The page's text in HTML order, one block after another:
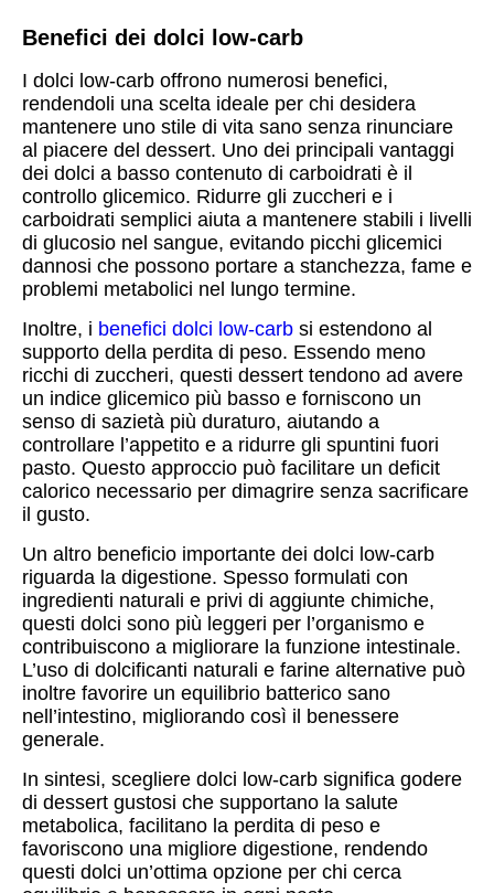
Benefici dei dolci low-carb
I dolci low-carb offrono numerosi benefici,
rendendoli una scelta ideale per chi desidera
mantenere uno stile di vita sano senza rinunciare
al piacere del dessert. Uno dei principali vantaggi
dei dolci a basso contenuto di carboidrati è il
controllo glicemico. Ridurre gli zuccheri e i
carboidrati semplici aiuta a mantenere stabili i livelli
di glucosio nel sangue, evitando picchi glicemici
dannosi che possono portare a stanchezza, fame e
problemi metabolici nel lungo termine.
Inoltre, i benefici dolci low-carb si estendono al
supporto della perdita di peso. Essendo meno
ricchi di zuccheri, questi dessert tendono ad avere
un indice glicemico più basso e forniscono un
senso di sazietà più duraturo, aiutando a
controllare l’appetito e a ridurre gli spuntini fuori
pasto. Questo approccio può facilitare un deficit
calorico necessario per dimagrire senza sacrificare
il gusto.
Un altro beneficio importante dei dolci low-carb
riguarda la digestione. Spesso formulati con
ingredienti naturali e privi di aggiunte chimiche,
questi dolci sono più leggeri per l’organismo e
contribuiscono a migliorare la funzione intestinale.
L’uso di dolcificanti naturali e farine alternative può
inoltre favorire un equilibrio batterico sano
nell’intestino, migliorando così il benessere
generale.
In sintesi, scegliere dolci low-carb significa godere
di dessert gustosi che supportano la salute
metabolica, facilitano la perdita di peso e
favoriscono una migliore digestione, rendendo
questi dolci un’ottima opzione per chi cerca